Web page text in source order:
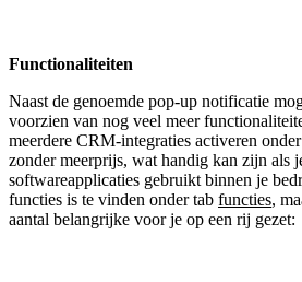
Functionaliteiten
Naast de genoemde pop-up notificatie
voorzien van nog veel meer
meerdere CRM-integraties activeren
zonder meerprijs, wat handig kan zijn als
softwareapplicaties gebruikt binnen je
functies is te vinden onder tab functies,
aantal belangrijke voor je op een rij gezet: